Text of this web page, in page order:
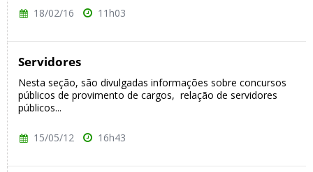
18/02/16 11h03
Servidores
Nesta seção, são divulgadas informações sobre concursos
públicos de provimento de cargos, relação de servidores
públicos...
15/05/12 16h43